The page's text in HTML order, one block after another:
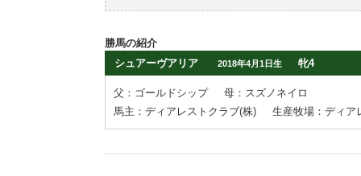
勝馬の紹介
シュアーヴアリア
2018年4月1日生 牝4
父：ゴールドシップ
母：スズノネイロ
馬主：ディアレストクラブ(株)
生産牧場：ディア